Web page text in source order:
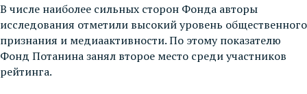
В числе наиболее сильных сторон Фонда авторы
исследования отметили высокий уровень общественного
признания и медиаактивности. По этому показателю
Фонд Потанина занял второе место среди участников
рейтинга.